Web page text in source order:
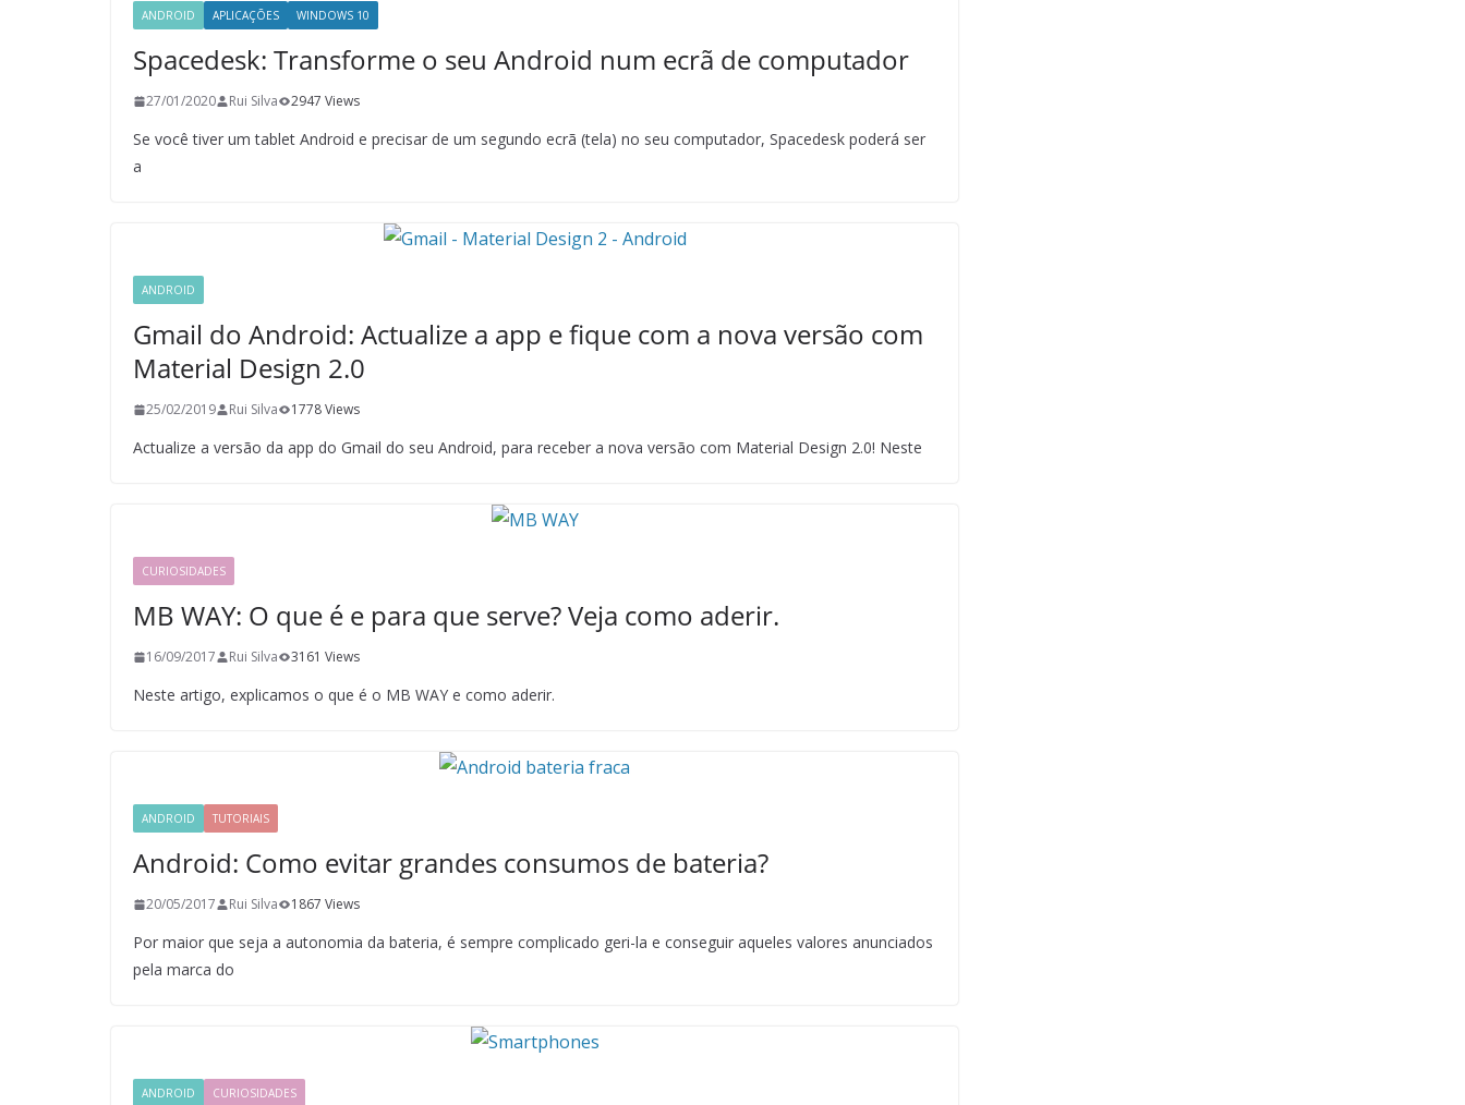
ANDROID APLICAÇÕES WINDOWS 10
Spacedesk: Transforme o seu Android num ecrã de computador
27/01/2020 Rui Silva 2947 Views
Se você tiver um tablet Android e precisar de um segundo ecrã (tela) no seu computador, Spacedesk poderá ser
a
ANDROID
Gmail do Android: Actualize a app e fique com a nova versão com
Material Design 2.0
25/02/2019 Rui Silva 1778 Views
Actualize a versão da app do Gmail do seu Android, para receber a nova versão com Material Design 2.0! Neste
CURIOSIDADES
MB WAY: O que é e para que serve? Veja como aderir.
16/09/2017 Rui Silva 3161 Views
Neste artigo, explicamos o que é o MB WAY e como aderir.
ANDROID TUTORIAIS
Android: Como evitar grandes consumos de bateria?
20/05/2017 Rui Silva 1867 Views
Por maior que seja a autonomia da bateria, é sempre complicado geri-la e conseguir aqueles valores anunciados
pela marca do
ANDROID CURIOSIDADES